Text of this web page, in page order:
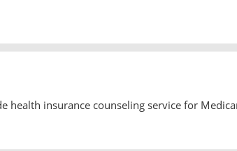
health insurance counseling service for